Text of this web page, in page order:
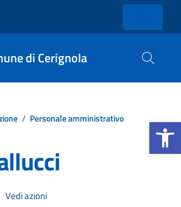
Apri la
di Cerignola
/ Personale amministrativo
Vedi azioni